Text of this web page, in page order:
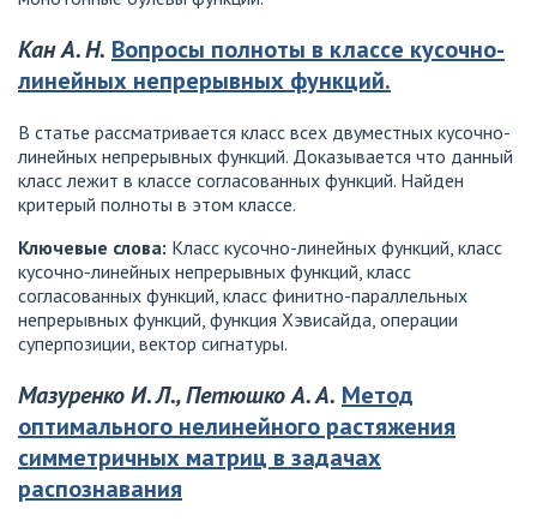
Кан А. Н. Вопросы полноты в классе кусочно-
линейных непрерывных функций.
В статье рассматривается класс всех двуместных кусочно-
линейных непрерывных функций. Доказывается что данный
класс лежит в классе согласованных функций. Найден
критерый полноты в этом классе.
Ключевые слова: Класс кусочно-линейных функций, класс
кусочно-линейных непрерывных функций, класс
согласованных функций, класс финитно-параллельных
непрерывных функций, функция Хэвисайда, операции
суперпозиции, вектор сигнатуры.
Мазуренко И. Л., Петюшко А. А. Метод
оптимального нелинейного растяжения
симметричных матриц в задачах
распознавания